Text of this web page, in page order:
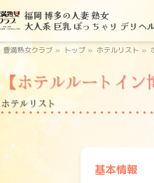
福岡 博多の人妻 熟女
大人系 巨乳 ぽっちゃり デリヘ
豊満熟女クラブ » トップ » ホテルリスト »
【ホテルルートイン
ホテルリスト
基本情報